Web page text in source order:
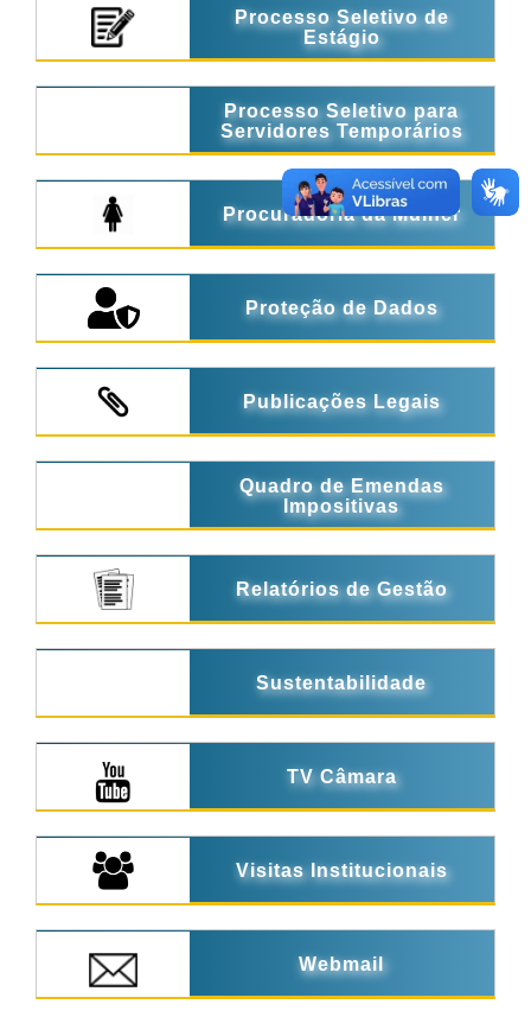
Processo Seletivo de
Estágio
Processo Seletivo para
Servidores Temporários
Procuradoria da Mulher
Proteção de Dados
Publicações Legais
Quadro de Emendas
Impositivas
Relatórios de Gestão
Sustentabilidade
TV Câmara
Visitas Institucionais
Webmail